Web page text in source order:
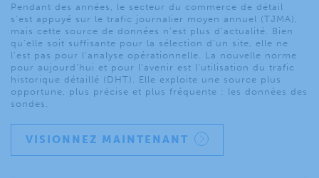
Pendant des années, le secteur du commerce de détail
s’est appuyé sur le trafic journalier moyen annuel (TJMA),
mais cette source de données n’est plus d’actualité. Bien
qu’elle soit suffisante pour la sélection d’un site, elle ne
l’est pas pour l’analyse opérationnelle. La nouvelle norme
pour aujourd’hui et pour l’avenir est l’utilisation du trafic
historique détaillé (DHT). Elle exploite une source plus
opportune, plus précise et plus fréquente : les données des
sondes.
VISIONNEZ MAINTENANT